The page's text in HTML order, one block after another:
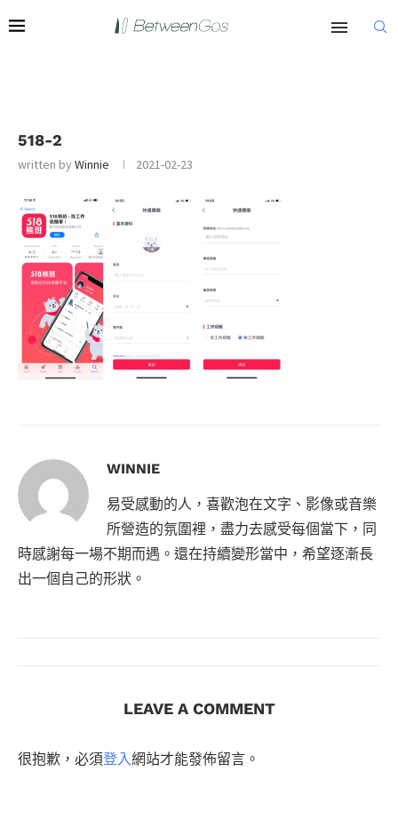
518-2
written byWinnie 2021-02-23
WINNIE
易受感動的人，喜歡泡在文字、影像或音樂
所營造的氛圍裡，盡力去感受每個當下，同
時感謝每一場不期而遇。還在持續變形當中，希望逐漸長
出一個自己的形狀。
LEAVE A COMMENT
很抱歉，必須登入網站才能發佈留言。